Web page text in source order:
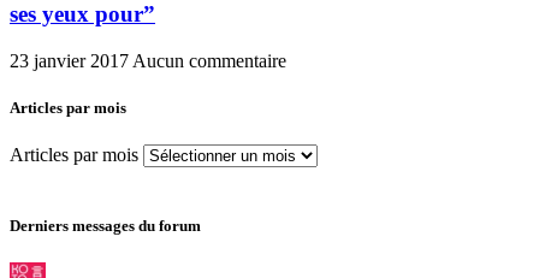
ses yeux pour”
23 janvier 2017 Aucun commentaire
Articles par mois
Articles par mois
Derniers messages du forum